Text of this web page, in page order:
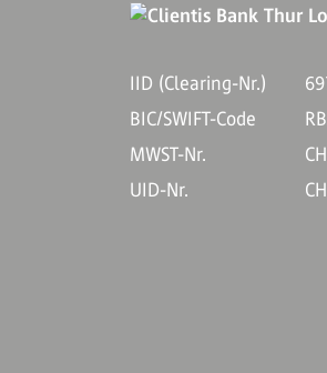
IID (Clearing-Nr.)
BIC/SWIFT-Code
MWST-Nr.
UID-Nr.